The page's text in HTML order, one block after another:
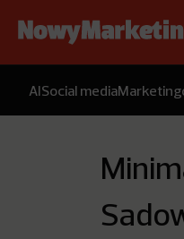
AISocial media